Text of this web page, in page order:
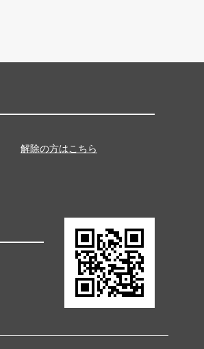
解除の方はこちら